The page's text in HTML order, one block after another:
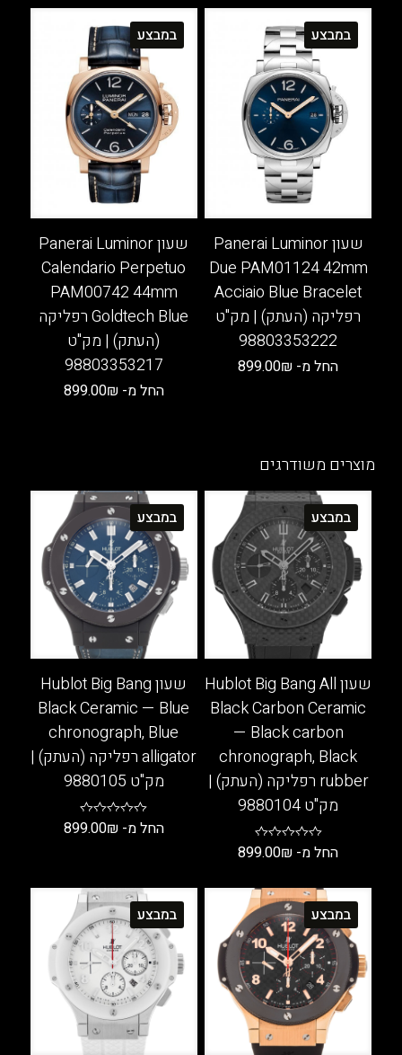
יש
מספר
סוגים.
ניתן
לבחור
את
האפשרויות
בעמוד
המוצר
זה
יש
מספר
סוגים.
ניתן
לבחור
את
האפשרויות
בעמוד
המוצר
במבצע
שעון Panerai Luminor
Due PAM01124 42mm
Acciaio Blue Bracelet
רפליקה (העתק) | מק"ט
98803353222
החל מ- 899.00₪
מספר
ניתן
לבחור
את
האפשרויות
בעמוד
המוצר
במבצע
שעון Panerai Luminor
Calendario Perpetuo
PAM00742 44mm
Goldtech Blue רפליקה
(העתק) | מק"ט
98803353217
החל מ- 899.00₪
סוגים.
ניתן
לבחור
את
האפשרויות
בעמוד
המוצר
מוצרים משודרגים
במבצע
שעון Hublot Big Bang All
Black Carbon Ceramic
— Black carbon
chronograph, Black
rubber רפליקה (העתק) |
מק"ט 9880104
החל מ- 899.00₪
זה
יש
מספר
סוגים.
ניתן
לבחור
את
במבצע
שעון Hublot Big Bang
Black Ceramic — Blue
chronograph, Blue
alligator רפליקה (העתק) |
מק"ט 9880105
החל מ- 899.00₪
יש
מספר
סוגים.
ניתן
לבחור
את
האפשרויות
במבצע במבצע